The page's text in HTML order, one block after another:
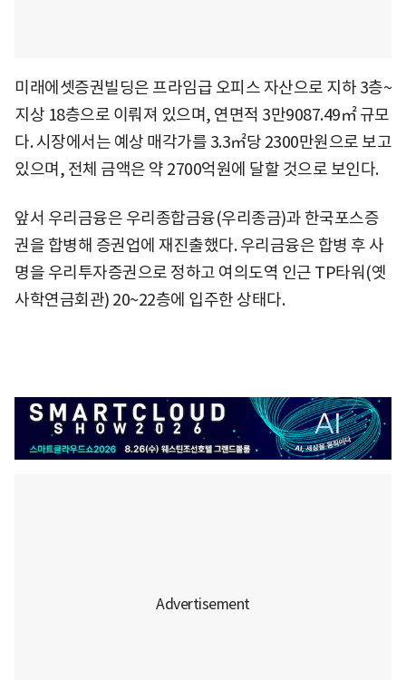
미래에셋증권빌딩은 프라임급 오피스 자산으로 지하 3층~
지상 18층으로 이뤄져 있으며, 연면적 3만9087.49㎡ 규모
다. 시장에서는 예상 매각가를 3.3㎡당 2300만원으로 보고
있으며, 전체 금액은 약 2700억원에 달할 것으로 보인다.
앞서 우리금융은 우리종합금융(우리종금)과 한국포스증
권을 합병해 증권업에 재진출했다. 우리금융은 합병 후 사
명을 우리투자증권으로 정하고 여의도역 인근 TP타워(옛
사학연금회관) 20~22층에 입주한 상태다.